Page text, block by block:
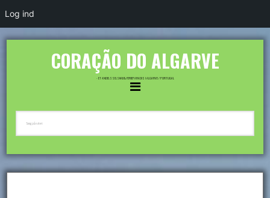
Log ind
CORAÇÃO DO ALGARVE
- ET ANDELSSELSKAB & FERIEPARADIS I ALGARVE / PORTUGAL